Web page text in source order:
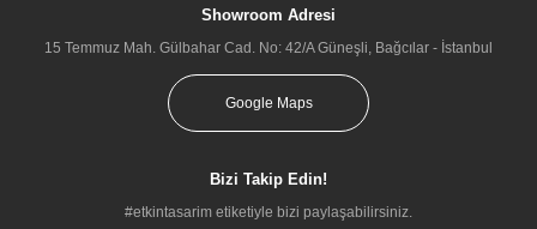
Showroom Adresi
15 Temmuz Mah. Gülbahar Cad. No: 42/A Güneşli, Bağcılar - İstanbul
Google Maps
Bizi Takip Edin!
#etkintasarim etiketiyle bizi paylaşabilirsiniz.